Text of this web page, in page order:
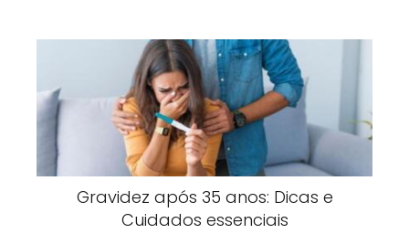
Gravidez após 35 anos: Dicas e
Cuidados essenciais